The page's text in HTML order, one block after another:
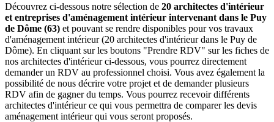
Découvrez ci-dessous notre sélection de 20 architectes d'intérieur
et entreprises d'aménagement intérieur intervenant dans le Puy
de Dôme (63) et pouvant se rendre disponibles pour vos travaux
d'aménagement intérieur (20 architectes d'intérieur dans le Puy de
Dôme). En cliquant sur les boutons "Prendre RDV" sur les fiches de
nos architectes d'intérieur ci-dessous, vous pourrez directement
demander un RDV au professionnel choisi. Vous avez également la
possibilité de nous décrire votre projet et de demander plusieurs
RDV afin de gagner du temps. Vous pourrez recevoir différents
architectes d'intérieur ce qui vous permettra de comparer les devis
aménagement intérieur qui vous seront proposés.